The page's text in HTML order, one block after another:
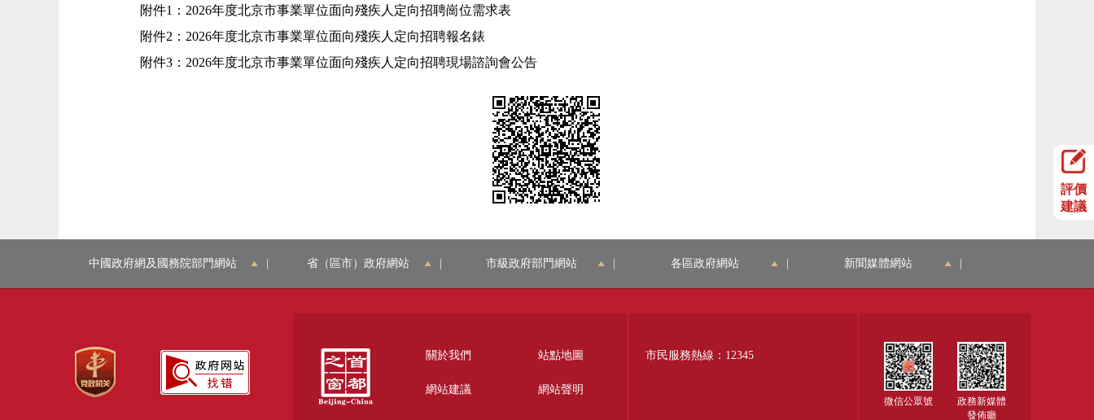
附件1：2026年度北京市事業單位面向殘疾人定向招聘崗位需求表
附件2：2026年度北京市事業單位面向殘疾人定向招聘報名錶
附件3：2026年度北京市事業單位面向殘疾人定向招聘現場諮詢會公告
評價
建議
中國政府網及國務院部門網站 省（區市）政府網站 市級政府部門網站 各區政府網站 新聞媒體網站
關於我們 站點地圖
網站建議 網站聲明
市民服務熱線：12345
微信公眾號
政務新媒體
發佈廳